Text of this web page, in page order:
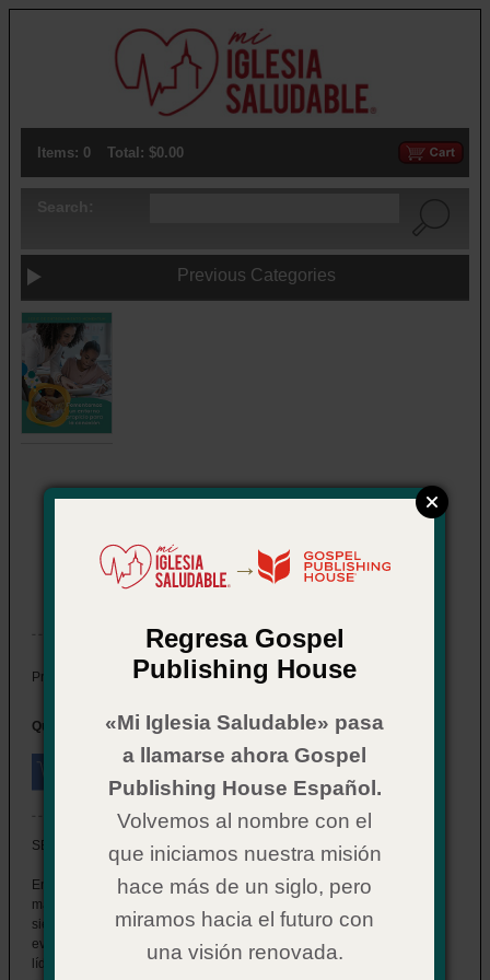
Items: 0 Total: $0.00
Previous Categories
Fomentemos un entorno propicio
Item # 02CX4248
Price:
Quantity:
SERIE DE ENTRENAMIENTO MOMENTUM
En el ministerio, el manejo eficaz del aula no se trata solo de
mantener el orden, sino de crear un ambiente donde los niños se
sientan seguros, valorados y listos para participar en el mensaje del
evangelio. Esta guía práctica está diseñada para equipar a los
líderes con técnicas comprobadas para manejar las interrupciones
→
Regresa Gospel
Publishing House
«Mi Iglesia Saludable» pasa
a llamarse ahora Gospel
Publishing House Español.
Volvemos al nombre con el
que iniciamos nuestra misión
hace más de un siglo, pero
miramos hacia el futuro con
una visión renovada.